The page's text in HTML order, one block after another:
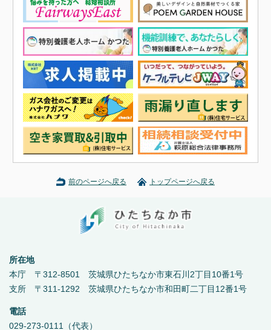
前のページへ戻る トップページへ戻る
所在地
本庁 〒312-8501 茨城県ひたちなか市東石川2丁目10番1号
支所 〒311-1292 茨城県ひたちなか市和田町二丁目12番1号
電話
029-273-0111（代表）